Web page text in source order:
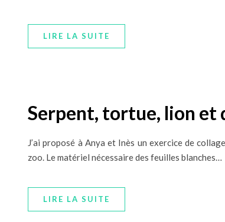
LIRE LA SUITE
Serpent, tortue, lion et
J’ai proposé à Anya et Inès un exercice de
zoo. Le matériel nécessaire des feuilles blanches…
LIRE LA SUITE